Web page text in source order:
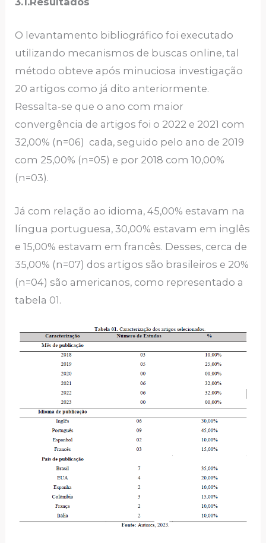
O levantamento bibliográfico foi executado
utilizando mecanismos de buscas online, tal
método obteve após minuciosa investigação
20 artigos como já dito anteriormente.
Ressalta-se que o ano com maior
convergência de artigos foi o 2022 e 2021 com
32,00% (n=06) cada, seguido pelo ano de 2019
com 25,00% (n=05) e por 2018 com 10,00%
(n=03).
Já com relação ao idioma, 45,00% estavam na
língua portuguesa, 30,00% estavam em inglês
e 15,00% estavam em francês. Desses, cerca de
35,00% (n=07) dos artigos são brasileiros e 20%
(n=04) são americanos, como representado a
tabela 01.